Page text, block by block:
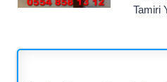
Tamiri